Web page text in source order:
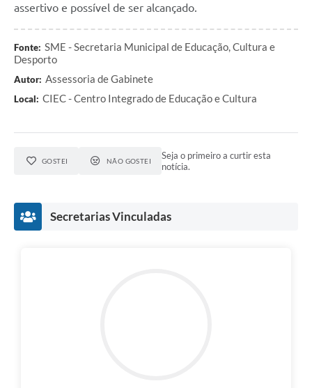
assertivo e possível de ser alcançado.
Fonte: SME - Secretaria Municipal de Educação, Cultura e
Desporto
Autor: Assessoria de Gabinete
Local: CIEC - Centro Integrado de Educação e Cultura
GOSTEI NÃO GOSTEI
Seja o primeiro a curtir esta
notícia.
Secretarias Vinculadas